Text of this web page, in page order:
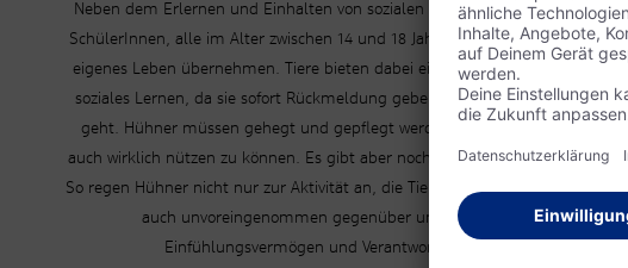
Neben dem Erlernen und Einhalten von sozialen Kompetenzen müssen die
SchülerInnen, alle im Alter zwischen 14 und 18 Jahren, Verantwortung für ihr
eigenes Leben übernehmen. Tiere bieten dabei ein perfektes „Spielfeld“ für
soziales Lernen, da sie sofort Rückmeldung geben, wenn es ihnen schlecht
geht. Hühner müssen gehegt und gepflegt werden, um das Produkt „Ei“
auch wirklich nützen zu können. Es gibt aber noch viele weitere Lernaspekte.
So regen Hühner nicht nur zur Aktivität an, die Tiere treten den SchülerInnen
auch unvoreingenommen gegenüber und fordern deren
Einfühlungsvermögen und Verantwortungsgefühl.